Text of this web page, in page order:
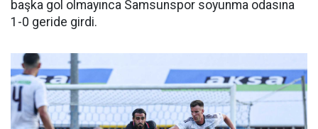
başka gol olmayınca Samsunspor soyunma odasına
1-0 geride girdi.